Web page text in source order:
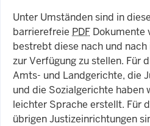
Unter Umständen sind in
barrierefreie PDF Dokumente
bestrebt diese nach und
zur Verfügung zu stellen. Für
Amts- und Landgerichte, die
und die Sozialgerichte haben
leichter Sprache erstellt. Für
übrigen Justizeinrichtungen